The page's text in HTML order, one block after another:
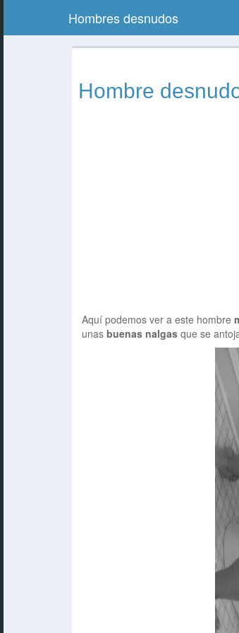
Hombres desnudos
Hombre
Aquí podemos ver a este hombre
unas buenas nalgas que se